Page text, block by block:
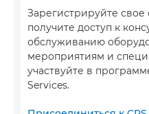
Зарегистрируйте
получите доступ к
обслуживанию
мероприятиям и
участвуйте в
Services.